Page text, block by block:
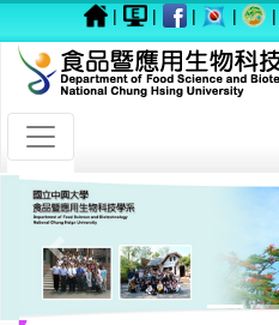
| | | | |
Previous